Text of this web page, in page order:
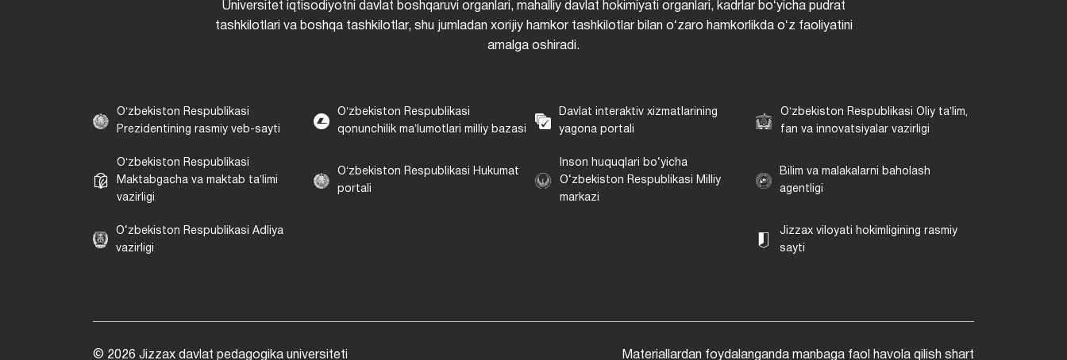
Universitet iqtisodiyotni davlat boshqaruvi organlari, mahalliy davlat hokimiyati organlari, kadrlar boʻyicha pudrat
tashkilotlari va boshqa tashkilotlar, shu jumladan xorijiy hamkor tashkilotlar bilan oʻzaro hamkorlikda oʻz faoliyatini
amalga oshiradi.
Oʻzbekiston Respublikasi
Prezidentining rasmiy veb-sayti
Oʻzbekiston Respublikasi
qonunchilik maʼlumotlari milliy bazasi
Davlat interaktiv xizmatlarining
yagona portali
Oʻzbekiston Respublikasi Oliy taʼlim,
fan va innovatsiyalar vazirligi
Oʻzbekiston Respublikasi
Maktabgacha va maktab taʼlimi
vazirligi
Oʻzbekiston Respublikasi Hukumat
portali
Inson huquqlari bo‘yicha
O‘zbekiston Respublikasi Milliy
markazi
Bilim va malakalarni baholash
agentligi
O‘zbekiston Respublikasi Adliya
vazirligi
Jizzax viloyati hokimligining rasmiy
sayti
© 2026 Jizzax davlat pedagogika universiteti Materiallardan foydalanganda manbaga faol havola qilish shart